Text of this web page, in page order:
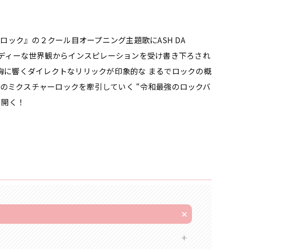
ク』の２クール目オープニング主題歌にASH DA
ーな世界観からインスピレーションを受け書き下ろされ
響くダイレクトなリリックが印象的な まるでロックの概
クスチャーロックを牽引していく “令和最強のロックバ
く！